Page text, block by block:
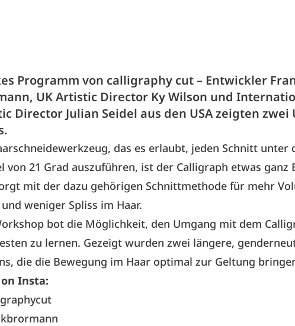
Programm von calligraphy cut – Entwickler
UK Artistic Director Ky Wilson und
Director Julian Seidel aus den USA zeigten zwei
das es erlaubt, jeden Schnitt unter
von 21 Grad auszuführen, ist der Calligraph etwas ganz
mit der dazu gehörigen Schnittmethode für mehr
und weniger Spliss im Haar.
bot die Möglichkeit, den Umgang mit dem
zu lernen. Gezeigt wurden zwei längere,
die die Bewegung im Haar optimal zur Geltung
Insta: